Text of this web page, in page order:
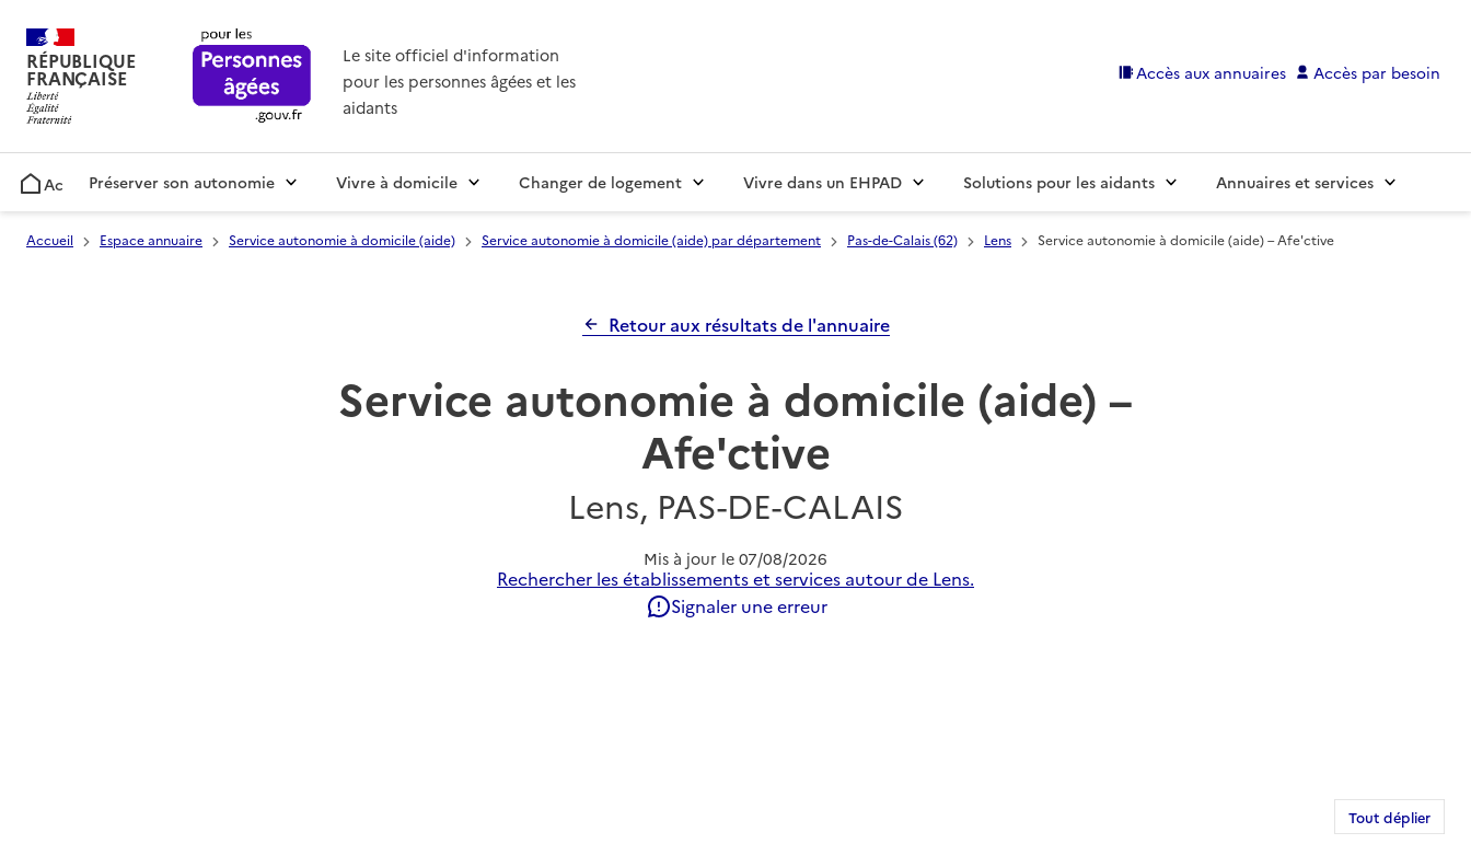
RÉPUBLIQUE
FRANÇAISE
Le site officiel d'information
pour les personnes âgées et les
aidants
Accès aux annuaires Accès par besoin
AccueilPréserver son autonomie Vivre à domicile Changer de logement Vivre dans un EHPAD Solutions pour les aidants Annuaires et services
Accueil Espace annuaire Service autonomie à domicile (aide) Service autonomie à domicile (aide) par département Pas-de-Calais (62) Lens Service autonomie à domicile (aide) – Afe'ctive
Retour aux résultats de l'annuaire
Service autonomie à domicile (aide) –
Afe'ctive
Lens, PAS-DE-CALAIS
Mis à jour le 07/08/2026
Rechercher les établissements et services autour de Lens.
Signaler une erreur
Tout déplier